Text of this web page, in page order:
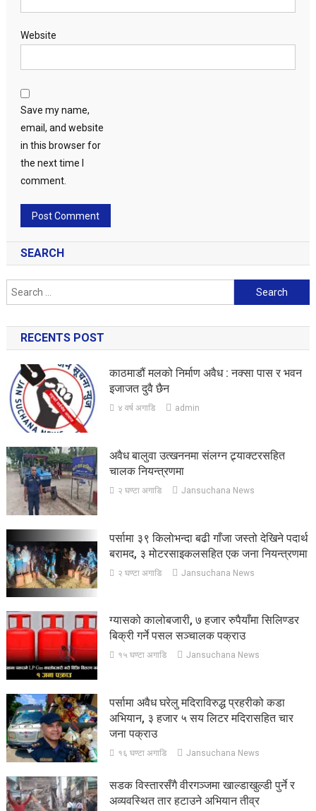
Website
Save my name,
email, and website
in this browser for
the next time I
comment.
SEARCH
Search
for:
RECENTS POST
काठमाडौं मलको निर्माण अवैध : नक्सा पास र भवन
इजाजत दुवै छैन
४ वर्ष अगाडि admin
अवैध बालुवा उत्खननमा संलग्न ट्र्याक्टरसहित
चालक नियन्त्रणमा
२ घण्टा अगाडि Jansuchana News
पर्सामा ३९ किलोभन्दा बढी गाँजा जस्तो देखिने पदार्थ
बरामद, ३ मोटरसाइकलसहित एक जना नियन्त्रणमा
२ घण्टा अगाडि Jansuchana News
ग्यासको कालोबजारी, ७ हजार रुपैयाँमा सिलिण्डर
बिक्री गर्ने पसल सञ्चालक पक्राउ
१५ घण्टा अगाडि Jansuchana News
पर्सामा अवैध घरेलु मदिराविरुद्ध प्रहरीको कडा
अभियान, ३ हजार ५ सय लिटर मदिरासहित चार
जना पक्राउ
१६ घण्टा अगाडि Jansuchana News
सडक विस्तारसँगै वीरगञ्जमा खाल्डाखुल्डी पुर्ने र
अव्यवस्थित तार हटाउने अभियान तीव्र